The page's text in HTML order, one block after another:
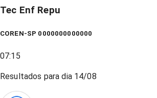
Tec Enf Repu
COREN-SP 0000000000000
07:15
Resultados para dia 14/08